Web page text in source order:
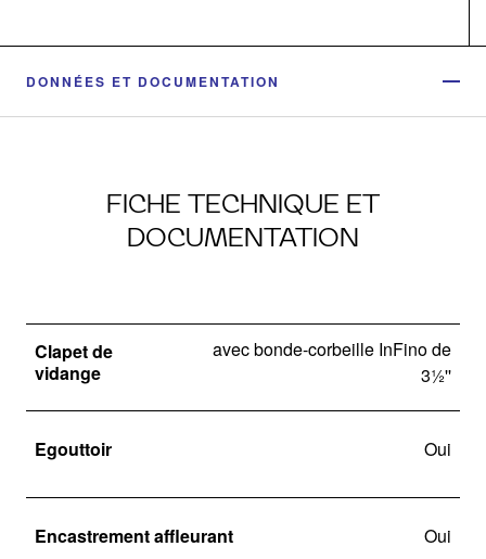
DONNÉES ET DOCUMENTATION
FICHE TECHNIQUE ET
DOCUMENTATION
Clapet de
vidange
avec bonde-corbeille InFino de
3½''
Egouttoir Oui
Encastrement affleurant Oui